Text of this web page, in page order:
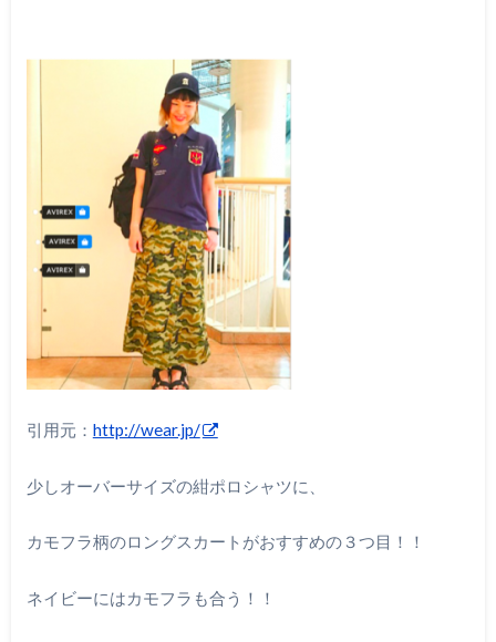
引用元： http://wear.jp/
少しオーバーサイズの紺ポロシャツに、
カモフラ柄のロングスカートがおすすめの３つ目！！
ネイビーにはカモフラも合う！！